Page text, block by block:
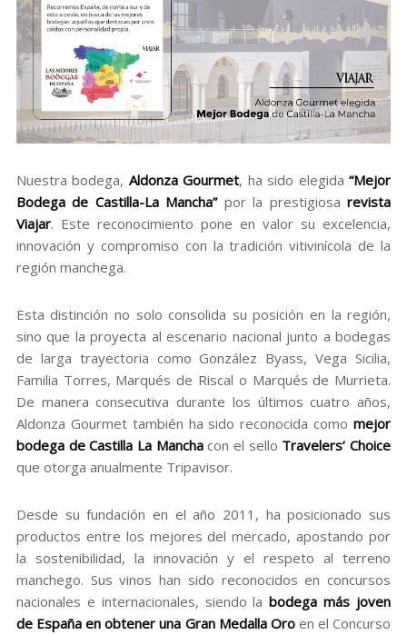
Nuestra bodega, Aldonza Gourmet, ha sido elegida“Mejor
Bodega de Castilla-La Mancha”por la prestigiosarevista
Viajar. Este reconocimiento pone en valor su excelencia,
innovación y compromiso con la tradición vitivinícola de la
región manchega.
Esta distinción no solo consolida su posición en la región,
sino que la proyecta al escenario nacional junto a bodegas
de larga trayectoria como González Byass, Vega Sicilia,
Familia Torres, Marqués de Riscal o Marqués de Murrieta.
De manera consecutiva durante los últimos cuatro años,
Aldonza Gourmet también ha sido reconocida comomejor
bodega de Castilla La Manchacon el sello Travelers’ Choice
que otorga anualmente Tripavisor.
Desde su fundación en el año 2011, ha posicionado sus
productos entre los mejores del mercado, apostando por
la sostenibilidad, la innovación y el respeto al terreno
manchego. Sus vinos han sido reconocidos en concursos
nacionales e internacionales, siendo labodega más joven
de España en obtener una Gran Medalla Oroen el Concurso